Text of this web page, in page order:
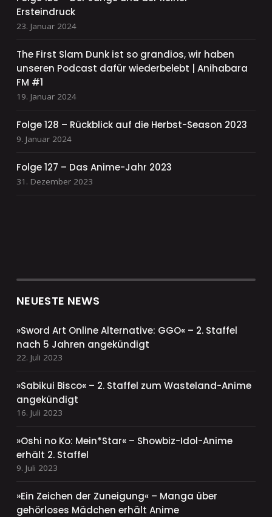
Ersteindruck
23. Januar 2024
The First Slam Dunk ist so grandios, wir haben
unseren Podcast dafür wiederbelebt | Anihabara
FM #1
19. Januar 2024
Folge 128 – Rückblick auf die Herbst-Season 2023
9. Januar 2024
Folge 127 – Das Anime-Jahr 2023
31. Dezember 2023
NEUESTE NEWS
»Sword Art Online Alternative: GGO« – 2. Staffel
nach 5 Jahren angekündigt
22. Juli 2023
»Sabikui Bisco« – 2. Staffel zum Wasteland-Anime
angekündigt
16. Juli 2023
»Oshi no Ko: Mein*Star« – Showbiz-Idol-Anime
erhält 2. Staffel
9. Juli 2023
»Ein Zeichen der Zuneigung« – Manga über
gehörloses Mädchen erhält Anime